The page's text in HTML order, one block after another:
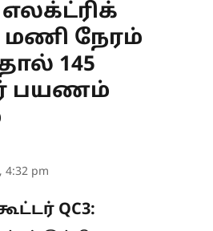
எலக்ட்ரிக்
மணி நேரம்
145
பயணம்
4:32 pm
QC3: